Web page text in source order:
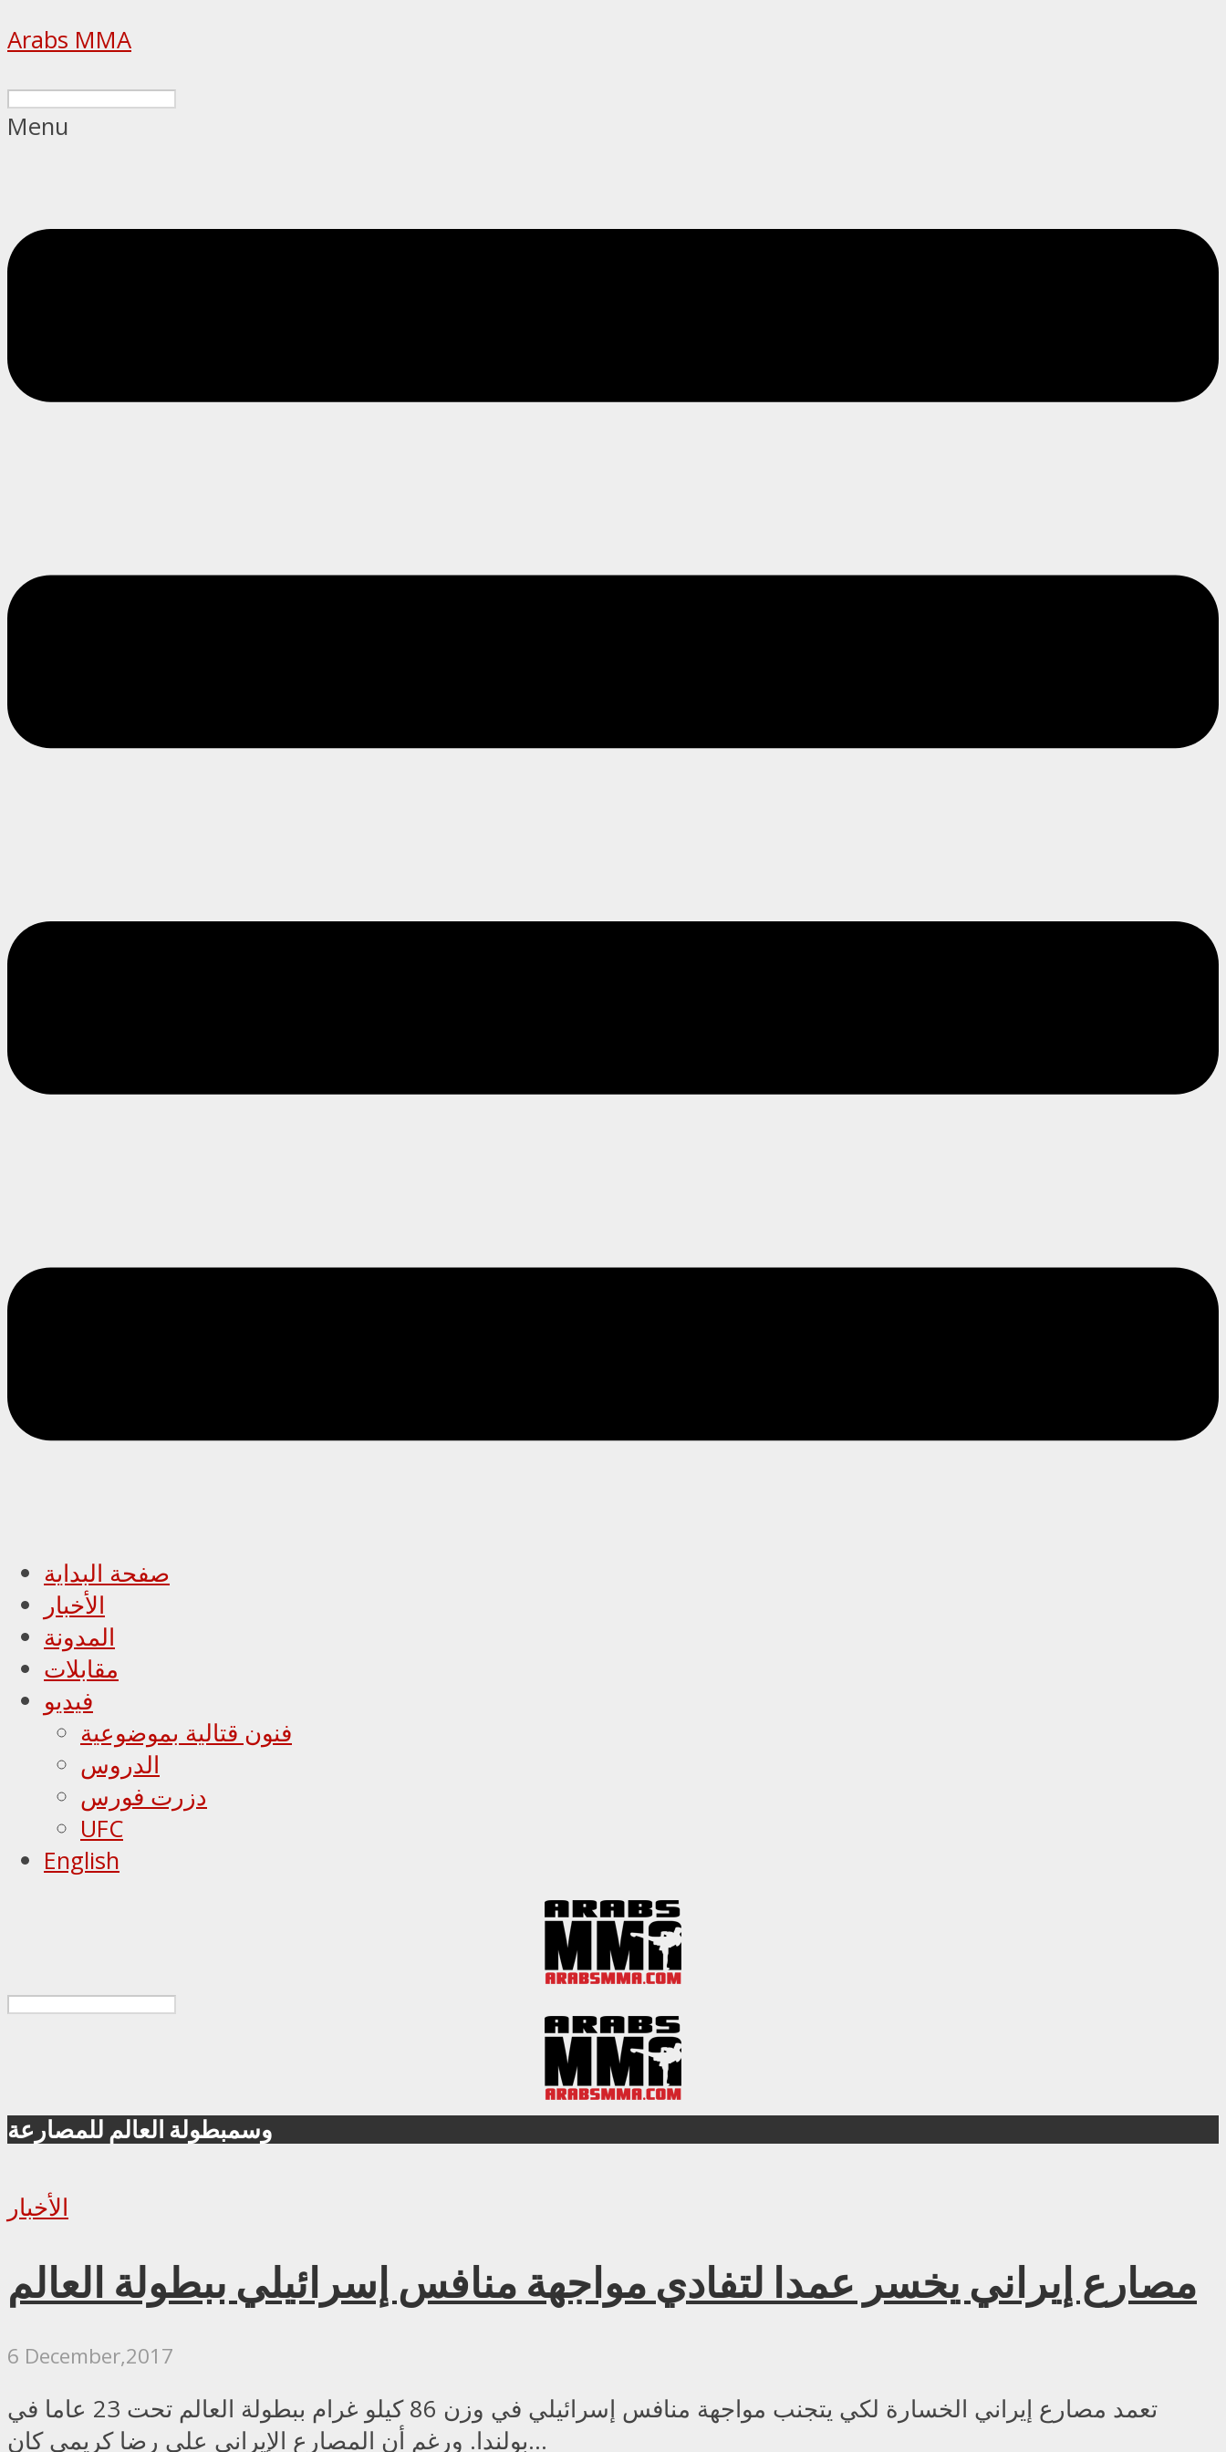
Arabs MMA
Menu
صفحة البداية
الأخبار
المدونة
مقابلات
فيديو
فنون قتالية بموضوعية
الدروس
دزرت فورس
UFC
English
وسمبطولة العالم للمصارعة
الأخبار
مصارع إيراني يخسر عمدا لتفادي مواجهة منافس إسرائيلي ببطولة العالم
6 December,2017
تعمد مصارع إيراني الخسارة لكي يتجنب مواجهة منافس إسرائيلي في وزن 86 كيلو غرام ببطولة العالم تحت 23 عاما في
بولندا. ورغم أن المصارع الإيراني علي رضا كريمي كان...